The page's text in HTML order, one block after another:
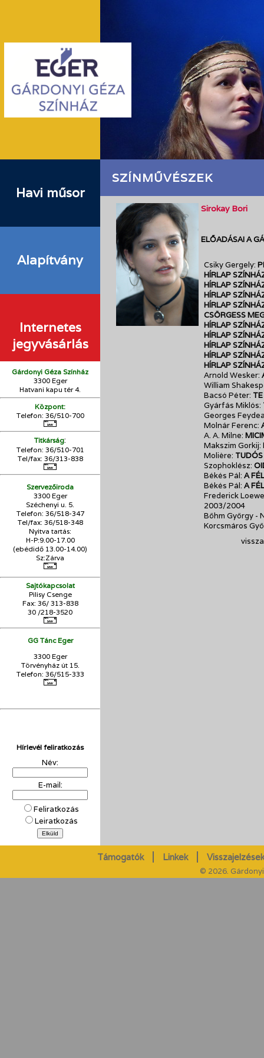
Havi műsor
Alapítvány
Internetes
jegyvásárlás
Gárdonyi Géza Színház
3300 Eger
Hatvani kapu tér 4.
Központ:
Telefon: 36/510-700
Titkárság:
Telefon: 36/510-701
Tel/fax: 36/313-838
Szervezőiroda
3300 Eger
Széchenyi u. 5.
Telefon: 36/518-347
Tel/fax: 36/518-348
Nyitva tartás:
H-P:9.00-17.00
(ebédidő 13.00-14.00)
Sz:Zárva
Sajtókapcsolat
Pilisy Csenge
Fax: 36/ 313-838
30 /218-3520
GG Tánc Eger
3300 Eger
Törvényház út 15.
Telefon: 36/515-333
Hírlevél feliratkozás
Név:
E-mail:
Feliratkozás
Leiratkozás
SZÍNMŰVÉSZEK
Sirokay Bori
ELŐADÁSAI A
Csiky Gergely:
HÍRLAP
HÍRLAP
HÍRLAP
HÍRLAP
CSÖRGESS
HÍRLAP
HÍRLAP
HÍRLAP
HÍRLAP
HÍRLAP
Arnold Wesker:
William
Bacsó Péter:
Gyárfás Miklós:
Georges
Molnár Ferenc:
A. A. Milne:
Makszim Gorkij:
Molière:
Szophoklész:
Békés Pál: A
Békés Pál: A
Frederick
2003/2004
Böhm György -
Korcsmáros
Támogatók Linkek
© 2026.